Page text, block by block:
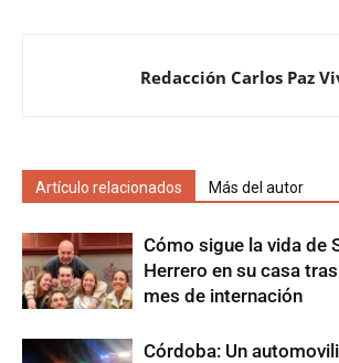
Redacción Carlos Paz
Artículo relacionados Más del autor
Cómo sigue la vida de
Herrero en su casa
mes de internación
Córdoba: Un